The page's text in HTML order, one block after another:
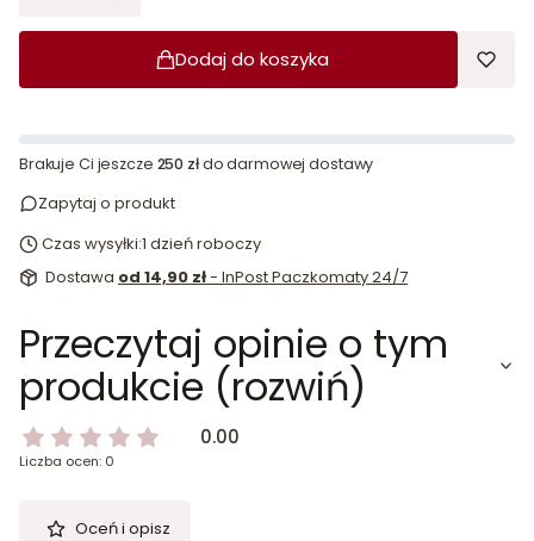
Dodaj do koszyka
Brakuje Ci jeszcze 250 złdo darmowej dostawy
Zapytaj o produkt
Czas wysyłki:1 dzień roboczy
Dostawa od 14,90 zł- InPost Paczkomaty 24/7
Przeczytaj opinie o tym
produkcie (rozwiń)
0.00
Liczba ocen: 0
Oceń i opisz